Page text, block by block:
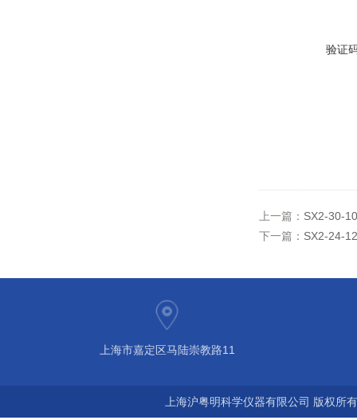
验证
上一篇： SX2-30-
下一篇： SX2-24-
上海市嘉定区马陆崇教路11
上海沪粤明科学仪器有限公司 版权所